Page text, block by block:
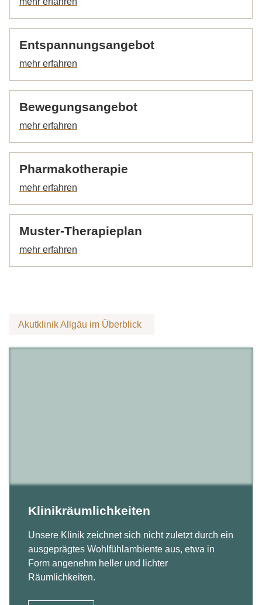
Entspannungsangebot
Bewegungsangebot
Pharmakotherapie
Muster-Therapieplan
Akutklinik Allgäu im Überblick
Klinikräumlichkeiten
Unsere Klinik zeichnet sich nicht zuletzt durch ein
ausgeprägtes Wohlfühlambiente aus, etwa in
Form angenehm heller und lichter
Räumlichkeiten.